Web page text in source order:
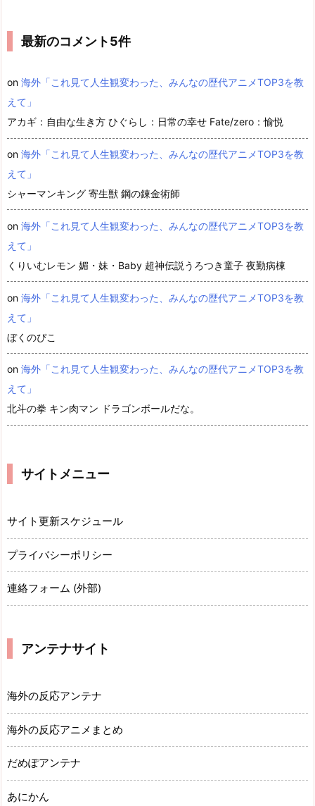
最新のコメント5件
on 海外「これ見て人生観変わった、みんなの歴代アニメTOP3を教
えて」
アカギ：自由な生き方 ひぐらし：日常の幸せ Fate/zero：愉悦
on 海外「これ見て人生観変わった、みんなの歴代アニメTOP3を教
えて」
シャーマンキング 寄生獣 鋼の錬金術師
on 海外「これ見て人生観変わった、みんなの歴代アニメTOP3を教
えて」
くりいむレモン 媚・妹・Baby 超神伝説うろつき童子 夜勤病棟
on 海外「これ見て人生観変わった、みんなの歴代アニメTOP3を教
えて」
ぼくのぴこ
on 海外「これ見て人生観変わった、みんなの歴代アニメTOP3を教
えて」
北斗の拳 キン肉マン ドラゴンボールだな。
サイトメニュー
サイト更新スケジュール
プライバシーポリシー
連絡フォーム (外部)
アンテナサイト
海外の反応アンテナ
海外の反応アニメまとめ
だめぽアンテナ
あにかん